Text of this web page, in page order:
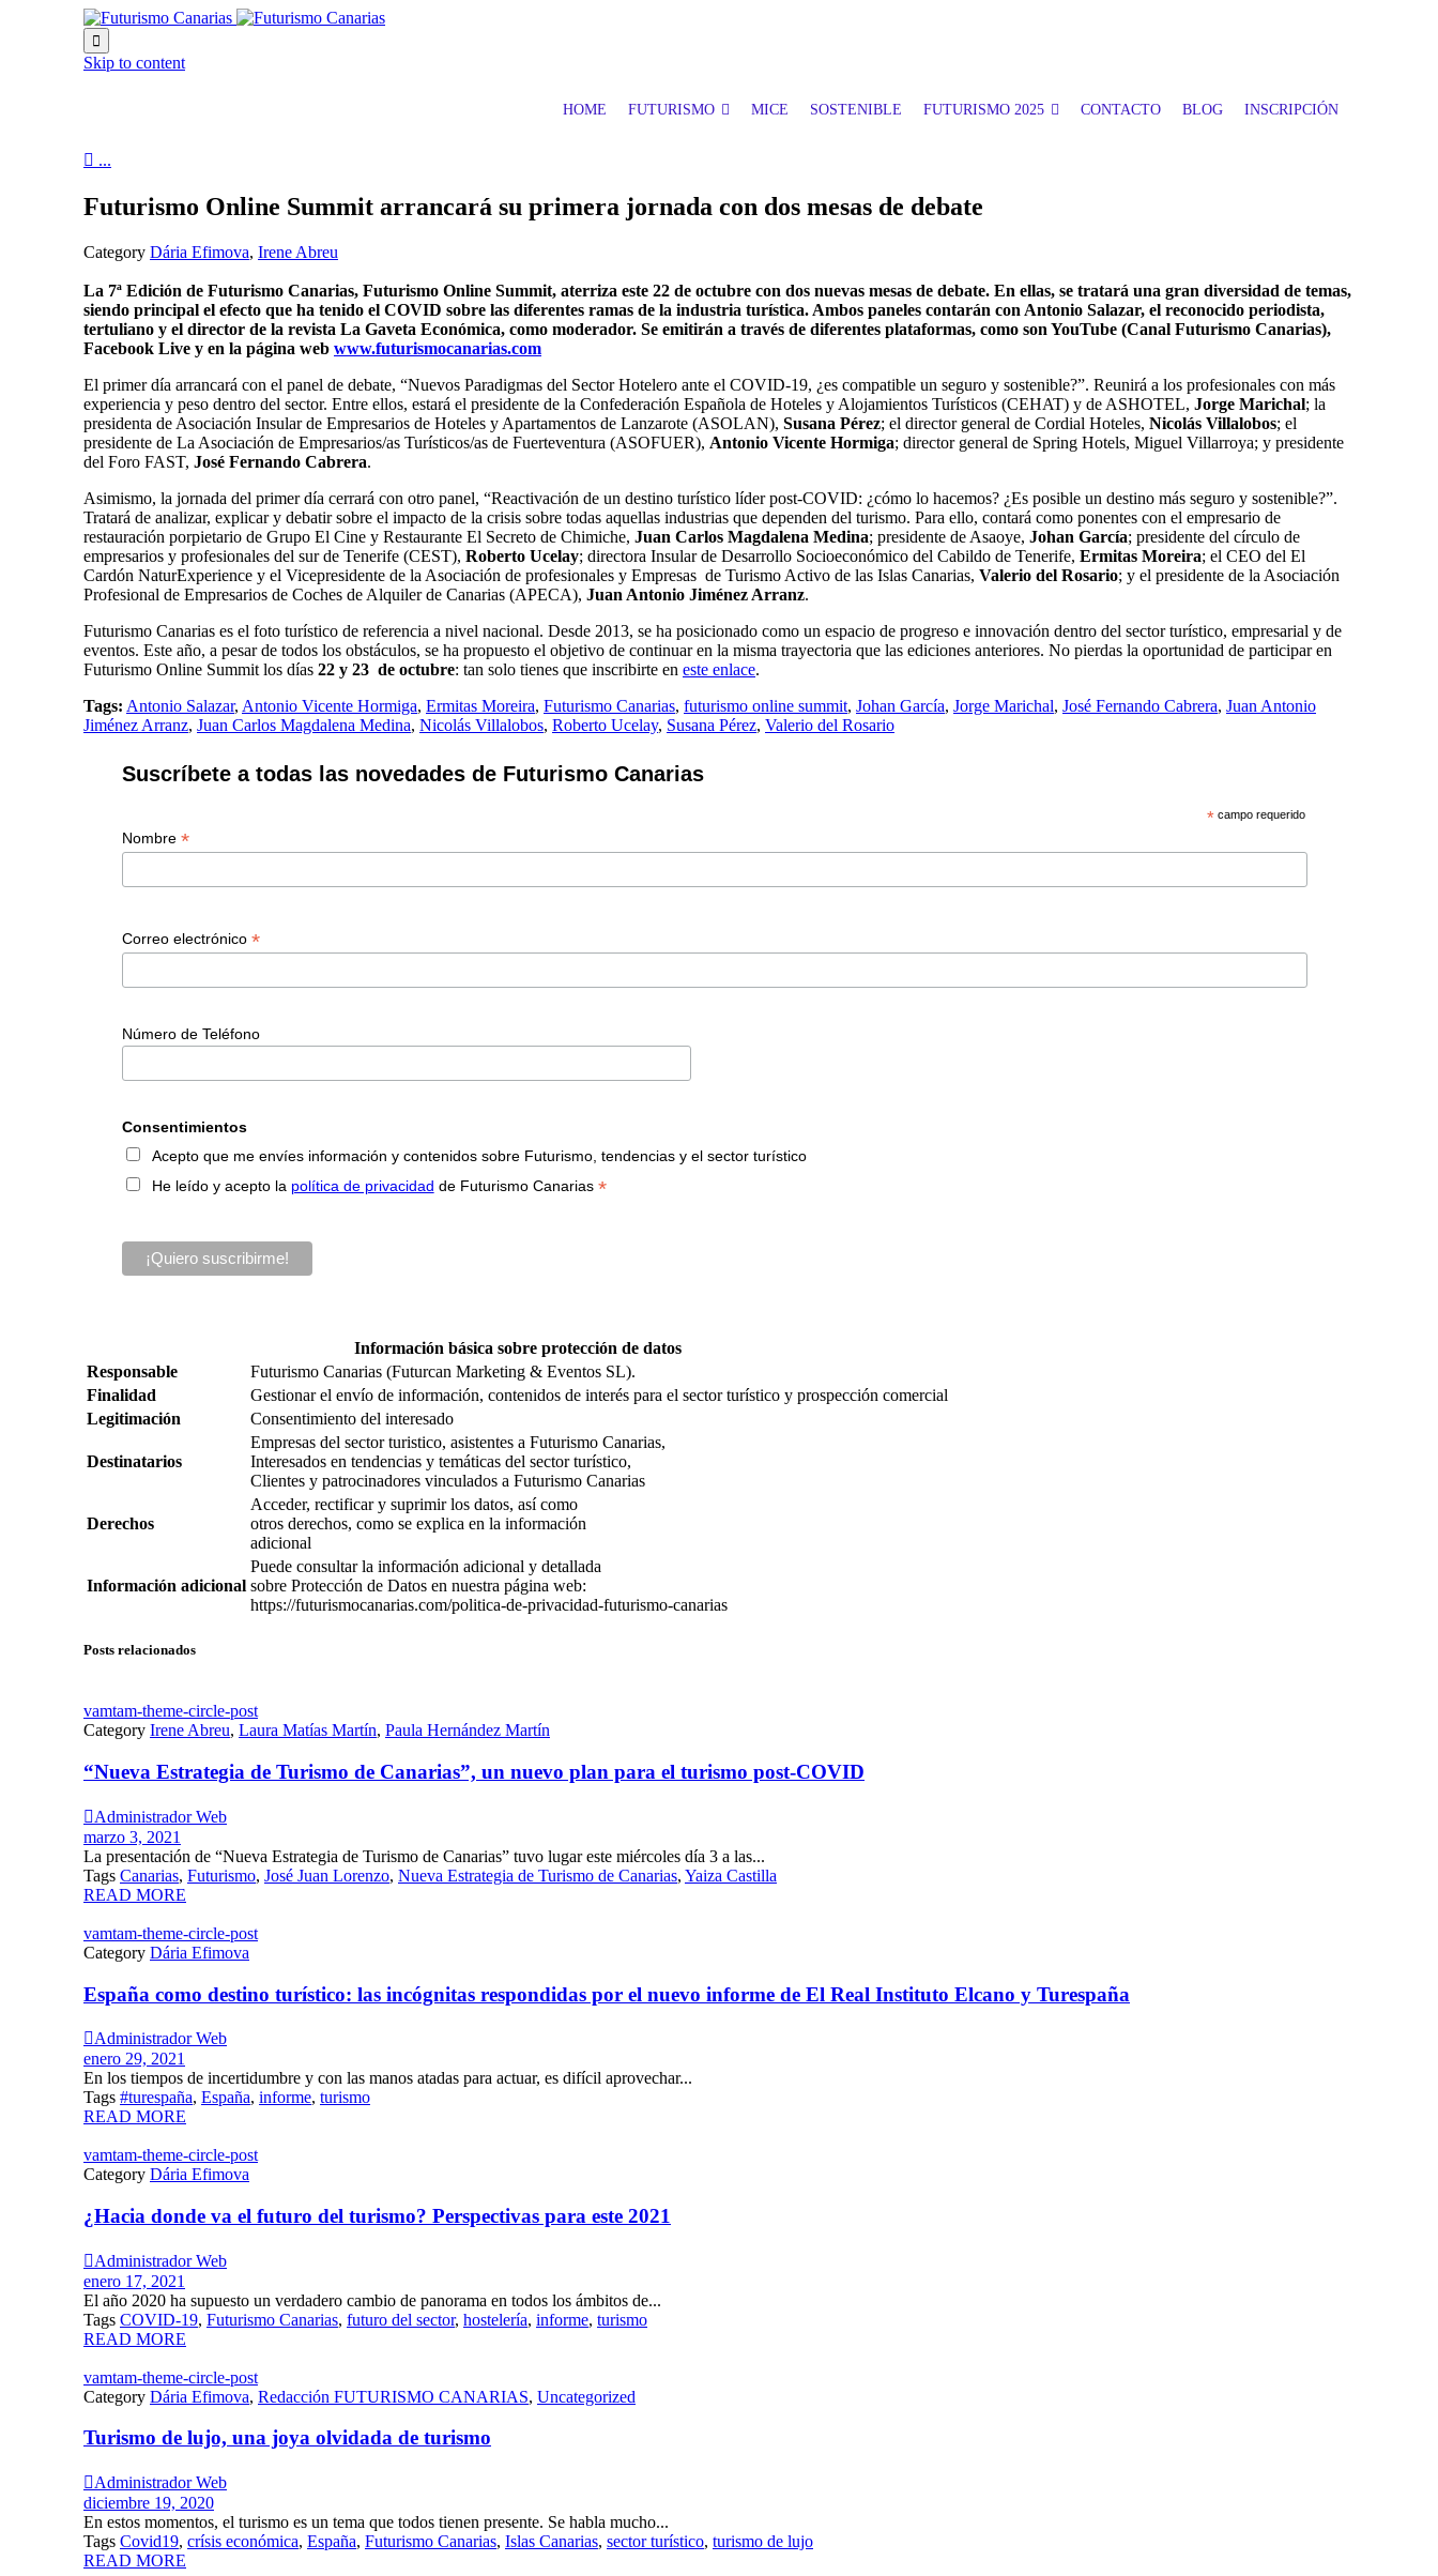

Skip to content
HOME FUTURISMO MICE SOSTENIBLE FUTURISMO 2025 CONTACTO BLOG INSCRIPCIÓN
 ...
Futurismo Online Summit arrancará su primera jornada con dos mesas de debate
Category Dária Efimova, Irene Abreu
La 7ª Edición de Futurismo Canarias, Futurismo Online Summit, aterriza este 22 de octubre con dos nuevas mesas de debate. En ellas, se tratará una gran diversidad de temas,
siendo principal el efecto que ha tenido el COVID sobre las diferentes ramas de la industria turística. Ambos paneles contarán con Antonio Salazar, el reconocido periodista,
tertuliano y el director de la revista La Gaveta Económica, como moderador. Se emitirán a través de diferentes plataformas, como son YouTube (Canal Futurismo Canarias),
Facebook Live y en la página web www.futurismocanarias.com
El primer día arrancará con el panel de debate, “Nuevos Paradigmas del Sector Hotelero ante el COVID-19, ¿es compatible un seguro y sostenible?”. Reunirá a los profesionales con más
experiencia y peso dentro del sector. Entre ellos, estará el presidente de la Confederación Española de Hoteles y Alojamientos Turísticos (CEHAT) y de ASHOTEL, Jorge Marichal; la
presidenta de Asociación Insular de Empresarios de Hoteles y Apartamentos de Lanzarote (ASOLAN), Susana Pérez; el director general de Cordial Hoteles, Nicolás Villalobos; el
presidente de La Asociación de Empresarios/as Turísticos/as de Fuerteventura (ASOFUER), Antonio Vicente Hormiga; director general de Spring Hotels, Miguel Villarroya; y presidente
del Foro FAST, José Fernando Cabrera.
Asimismo, la jornada del primer día cerrará con otro panel, “Reactivación de un destino turístico líder post-COVID: ¿cómo lo hacemos? ¿Es posible un destino más seguro y sostenible?”.
Tratará de analizar, explicar y debatir sobre el impacto de la crisis sobre todas aquellas industrias que dependen del turismo. Para ello, contará como ponentes con el empresario de
restauración porpietario de Grupo El Cine y Restaurante El Secreto de Chimiche, Juan Carlos Magdalena Medina; presidente de Asaoye, Johan García; presidente del círculo de
empresarios y profesionales del sur de Tenerife (CEST), Roberto Ucelay; directora Insular de Desarrollo Socioeconómico del Cabildo de Tenerife, Ermitas Moreira; el CEO del El
Cardón NaturExperience y el Vicepresidente de la Asociación de profesionales y Empresas de Turismo Activo de las Islas Canarias, Valerio del Rosario; y el presidente de la Asociación
Profesional de Empresarios de Coches de Alquiler de Canarias (APECA), Juan Antonio Jiménez Arranz.
Futurismo Canarias es el foto turístico de referencia a nivel nacional. Desde 2013, se ha posicionado como un espacio de progreso e innovación dentro del sector turístico, empresarial y de
eventos. Este año, a pesar de todos los obstáculos, se ha propuesto el objetivo de continuar en la misma trayectoria que las ediciones anteriores. No pierdas la oportunidad de participar en
Futurismo Online Summit los días 22 y 23 de octubre: tan solo tienes que inscribirte en este enlace.
Tags: Antonio Salazar, Antonio Vicente Hormiga, Ermitas Moreira, Futurismo Canarias, futurismo online summit, Johan García, Jorge Marichal, José Fernando Cabrera, Juan Antonio
Jiménez Arranz, Juan Carlos Magdalena Medina, Nicolás Villalobos, Roberto Ucelay, Susana Pérez, Valerio del Rosario
Suscríbete a todas las novedades de Futurismo Canarias
*campo requerido
Nombre *
Correo electrónico *
Número de Teléfono
Consentimientos
Acepto que me envíes información y contenidos sobre Futurismo, tendencias y el sector turístico
He leído y acepto la política de privacidad de Futurismo Canarias *
Información básica sobre protección de datos
Responsable
Futurismo Canarias (Futurcan Marketing & Eventos SL).
Finalidad
Gestionar el envío de información, contenidos de interés para el sector turístico y prospección comercial
Legitimación
Consentimiento del interesado
Destinatarios
Empresas del sector turistico, asistentes a Futurismo Canarias,
Interesados en tendencias y temáticas del sector turístico,
Clientes y patrocinadores vinculados a Futurismo Canarias
Derechos
Acceder, rectificar y suprimir los datos, así como
otros derechos, como se explica en la información
adicional
Información adicional
Puede consultar la información adicional y detallada
sobre Protección de Datos en nuestra página web:
https://futurismocanarias.com/politica-de-privacidad-futurismo-canarias
Posts relacionados
vamtam-theme-circle-post
Category Irene Abreu, Laura Matías Martín, Paula Hernández Martín
“Nueva Estrategia de Turismo de Canarias”, un nuevo plan para el turismo post-COVID
Administrador Web
marzo 3, 2021
La presentación de “Nueva Estrategia de Turismo de Canarias” tuvo lugar este miércoles día 3 a las...
Tags Canarias, Futurismo, José Juan Lorenzo, Nueva Estrategia de Turismo de Canarias, Yaiza Castilla
READ MORE
vamtam-theme-circle-post
Category Dária Efimova
España como destino turístico: las incógnitas respondidas por el nuevo informe de El Real Instituto Elcano y Turespaña
Administrador Web
enero 29, 2021
En los tiempos de incertidumbre y con las manos atadas para actuar, es difícil aprovechar...
Tags #turespaña, España, informe, turismo
READ MORE
vamtam-theme-circle-post
Category Dária Efimova
¿Hacia donde va el futuro del turismo? Perspectivas para este 2021
Administrador Web
enero 17, 2021
El año 2020 ha supuesto un verdadero cambio de panorama en todos los ámbitos de...
Tags COVID-19, Futurismo Canarias, futuro del sector, hostelería, informe, turismo
READ MORE
vamtam-theme-circle-post
Category Dária Efimova, Redacción FUTURISMO CANARIAS, Uncategorized
Turismo de lujo, una joya olvidada de turismo
Administrador Web
diciembre 19, 2020
En estos momentos, el turismo es un tema que todos tienen presente. Se habla mucho...
Tags Covid19, crísis económica, España, Futurismo Canarias, Islas Canarias, sector turístico, turismo de lujo
READ MORE